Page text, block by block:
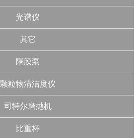
光谱仪
其它
隔膜泵
颗粒物清洁度仪
司特尔磨抛机
比重杯